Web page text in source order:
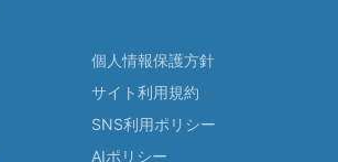
個人情報保護方針
サイト利用規約
SNS利用ポリシー
AIポリシー